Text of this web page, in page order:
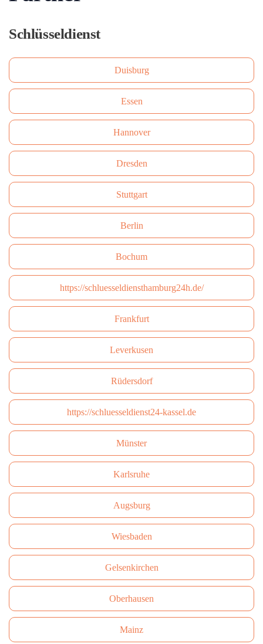
Schlüsseldienst
Duisburg
Essen
Hannover
Dresden
Stuttgart
Berlin
Bochum
https://schluesseldiensthamburg24h.de/
Frankfurt
Leverkusen
Rüdersdorf
https://schluesseldienst24-kassel.de
Münster
Karlsruhe
Augsburg
Wiesbaden
Gelsenkirchen
Oberhausen
Mainz